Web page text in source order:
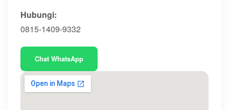
Hubungi:
0815-1409-9332
Chat WhatsApp